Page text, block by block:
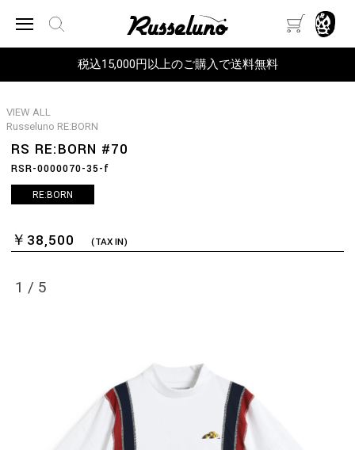
税込15,000円以上のご購入で送料無料
VIEW ALL
Russeluno RE:BORN
RS RE:BORN #70
RSR-0000070-35-f
RE:BORN
￥38,500 (TAX IN)
1 / 5